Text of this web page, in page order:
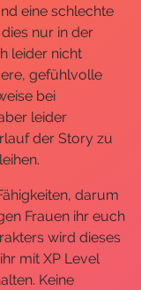
eine schlechte
nur in der
leider nicht
gefühlvolle
bei
leider
der Story zu
darum
Frauen ihr euch
wird dieses
mit XP Level
Keine